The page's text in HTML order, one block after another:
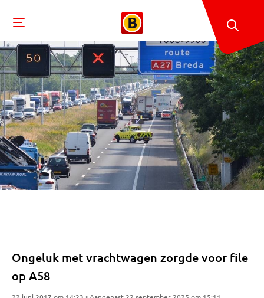
Ongeluk met vrachtwagen zorgde voor file
op A58